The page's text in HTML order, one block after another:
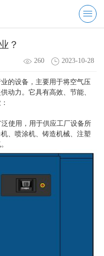
？
260 2023-10-28
的设备，主要用于将空气压
动力。它具有高效、节能、
使用，用于供应工厂设备所
、喷涂机、铸造机械、注塑